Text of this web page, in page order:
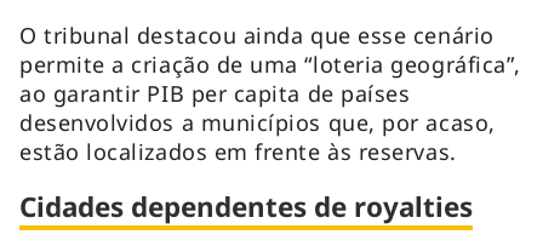
O tribunal destacou ainda que esse cenário
permite a criação de uma “loteria geográfica”,
ao garantir PIB per capita de países
desenvolvidos a municípios que, por acaso,
estão localizados em frente às reservas.
Cidades dependentes de royalties